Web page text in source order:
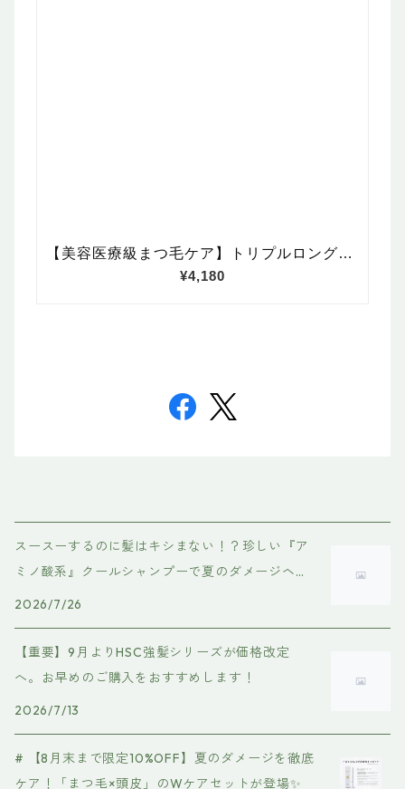
スースーするのに髪はキシまない！？珍しい『ア
ミノ酸系』クールシャンプーで夏のダメージヘア
を優しくケア
2026/7/26
【重要】9月よりHSC強髪シリーズが価格改定
へ。お早めのご購入をおすすめします！
2026/7/13
# 【8月末まで限定10%OFF】夏のダメージを徹底
ケア！「まつ毛×頭皮」のWケアセットが登場✨